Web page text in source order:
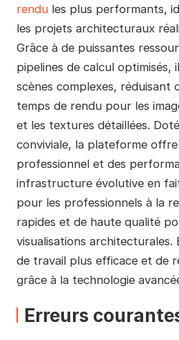
rendules plus performants,
les projets architecturaux
Grâce à de puissantes
pipelines de calcul optimisés,
scènes complexes, réduisant
temps de rendu pour les
et les textures détaillées.
conviviale, la plateforme
professionnel et des
infrastructure évolutive en
pour les professionnels à la
rapides et de haute qualité
visualisations architecturales.
de travail plus efficace et de
grâce à la technologie
Erreurs